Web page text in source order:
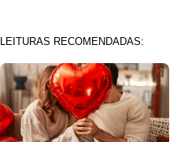
LEITURAS RECOMENDADAS: